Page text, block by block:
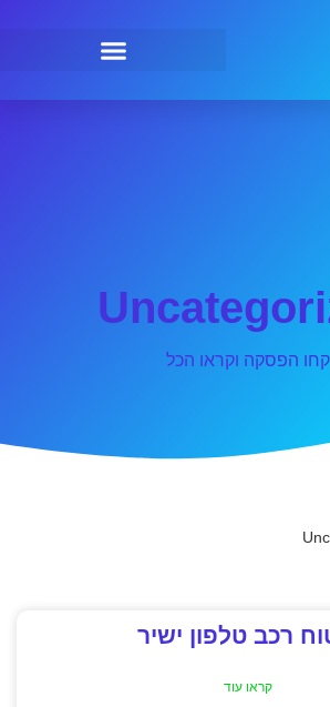
קחו הפסקה וקראו הכל
רכב טלפון ישיר
קראו עוד